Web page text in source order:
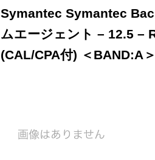
Symantec Symantec
ムエージェント – 12.5 –
(CAL/CPA付) ＜BAND:A